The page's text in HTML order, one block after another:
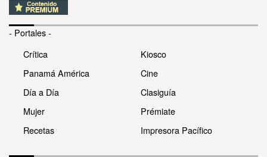
- Portales -
Crítica
Panamá América
Día a Día
Mujer
Recetas
Kiosco
Cine
Clasiguía
Prémiate
Impresora Pacífico